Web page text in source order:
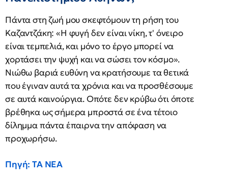
Πάντα στη ζωή μου σκεφτόμουν τη ρήση του
Καζαντζάκη: «Η φυγή δεν είναι νίκη, τ' όνειρο
είναι τεμπελιά, και μόνο το έργο μπορεί να
χορτάσει την ψυχή και να σώσει τον κόσμο».
Νιώθω βαριά ευθύνη να κρατήσουμε τα θετικά
που έγιναν αυτά τα χρόνια και να προσθέσουμε
σε αυτά καινούργια. Οπότε δεν κρύβω ότι όποτε
βρέθηκα ως σήμερα μπροστά σε ένα τέτοιο
δίλημμα πάντα έπαιρνα την απόφαση να
προχωρήσω.
Πηγή: ΤΑ ΝΕΑ